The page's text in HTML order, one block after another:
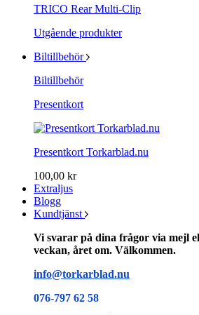
TRICO Rear Multi-Clip
Utgående produkter
Biltillbehör
Biltillbehör
Presentkort
Presentkort Torkarblad.nu
100,00 kr
Extraljus
Blogg
Kundtjänst
Vi svarar på dina frågor via mejl
veckan, året om. Välkommen.
info@torkarblad.nu
076-797 62 58